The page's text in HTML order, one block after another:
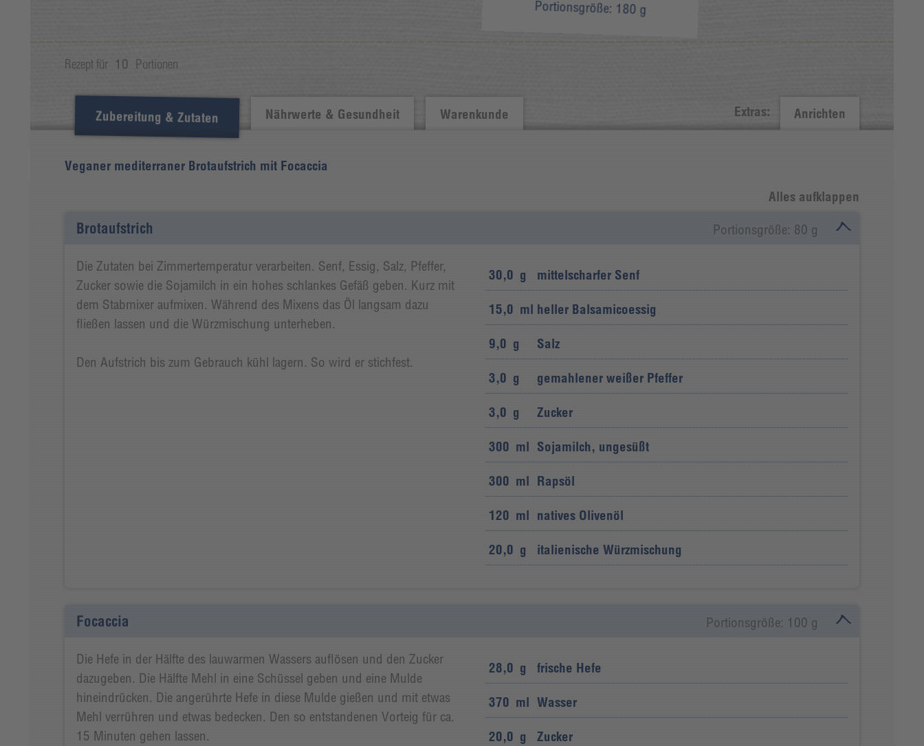
Portionsgröße: 180 g
Rezept für 10 Portionen
Zubereitung & Zutaten Nährwerte & Gesundheit Warenkunde Extras: Anrichten
Veganer mediterraner Brotaufstrich mit Focaccia
Alles aufklappen
Brotaufstrich Portionsgröße: 80 g
30,0 g mittelscharfer Senf
15,0 ml heller Balsamicoessig
9,0 g Salz
3,0 g gemahlener weißer Pfeffer
3,0 g Zucker
300 ml Sojamilch, ungesüßt
300 ml Rapsöl
120 ml natives Olivenöl
20,0 g italienische Würzmischung
Die Zutaten bei Zimmertemperatur verarbeiten. Senf, Essig, Salz, Pfeffer,
Zucker sowie die Sojamilch in ein hohes schlankes Gefäß geben. Kurz mit
dem Stabmixer aufmixen. Während des Mixens das Öl langsam dazu
fließen lassen und die Würzmischung unterheben.
Den Aufstrich bis zum Gebrauch kühl lagern. So wird er stichfest.
Focaccia Portionsgröße: 100 g
28,0 g frische Hefe
370 ml Wasser
20,0 g Zucker
Die Hefe in der Hälfte des lauwarmen Wassers auflösen und den Zucker
dazugeben. Die Hälfte Mehl in eine Schüssel geben und eine Mulde
hineindrücken. Die angerührte Hefe in diese Mulde gießen und mit etwas
Mehl verrühren und etwas bedecken. Den so entstandenen Vorteig für ca.
15 Minuten gehen lassen.